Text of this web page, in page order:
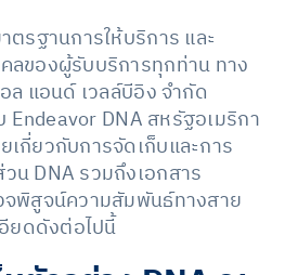
ตรฐานการให้บริการ และ
ของผู้รับบริการทุกท่าน ทาง
แอนด์ เวลล์บีอิง จำกัด
Endeavor DNA สหรัฐอเมริกา
เกี่ยวกับการจัดเก็บและการ
น DNA รวมถึงเอกสาร
พิสูจน์ความสัมพันธ์ทางสาย
ยดดังต่อไปนี้